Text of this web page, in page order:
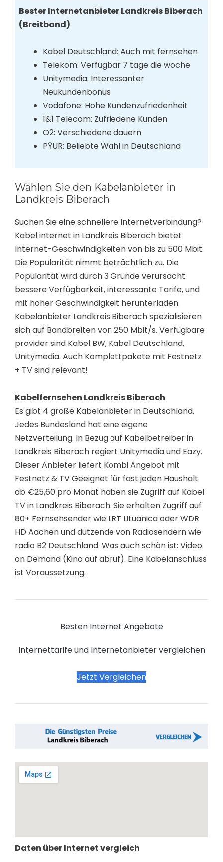
Bester Internetanbieter Landkreis Biberach
(Breitband)
Kabel Deutschland: Auch mit fernsehen
Telekom: Verfügbar 7 tage die woche
Unitymedia: Interessanter
Neukundenbonus
Vodafone: Hohe Kundenzufriedenheit
1&1 Telecom: Zufriedene Kunden
O2: Verschiedene dauern
PŸUR: Beliebte Wahl in Deutschland
Wählen Sie den Kabelanbieter in
Landkreis Biberach
Suchen Sie eine schnellere Internetverbindung?
Kabel internet in Landkreis Biberach bietet
Internet-Geschwindigkeiten von bis zu 500 Mbit.
Die Popularität nimmt beträchtlich zu. Die
Popularität wird durch 3 Gründe verursacht:
bessere Verfügbarkeit, interessante Tarife, und
mit hoher Geschwindigkeit herunterladen.
Kabelanbieter Landkreis Biberach spezialisieren
sich auf Bandbreiten von 250 Mbit/s. Verfügbare
provider sind Kabel BW, Kabel Deutschland,
Unitymedia. Auch Komplettpakete mit Festnetz
+ TV sind relevant!
Kabelfernsehen Landkreis Biberach
Es gibt 4 große Kabelanbieter in Deutschland.
Jedes Bundesland hat eine eigene
Netzverteilung. In Bezug auf Kabelbetreiber in
Landkreis Biberach regiert Unitymedia und Eazy.
Dieser Anbieter liefert Kombi Angebot mit
Festnetz & TV Geeignet für fast jeden Haushalt
ab €25,60 pro Monat haben sie Zugriff auf Kabel
TV in Landkreis Biberach. Sie erhalten Zugriff auf
80+ Fernsehsender wie LRT Lituanica oder WDR
HD Aachen und dutzende von Radiosendern wie
radio B2 Deutschland. Was auch schön ist: Video
on Demand (Kino auf abruf). Eine Kabelanschluss
ist Voraussetzung.
Besten Internet Angebote
Internettarife und Internetanbieter vergleichen
Jetzt Vergleichen
Daten über Internet vergleich